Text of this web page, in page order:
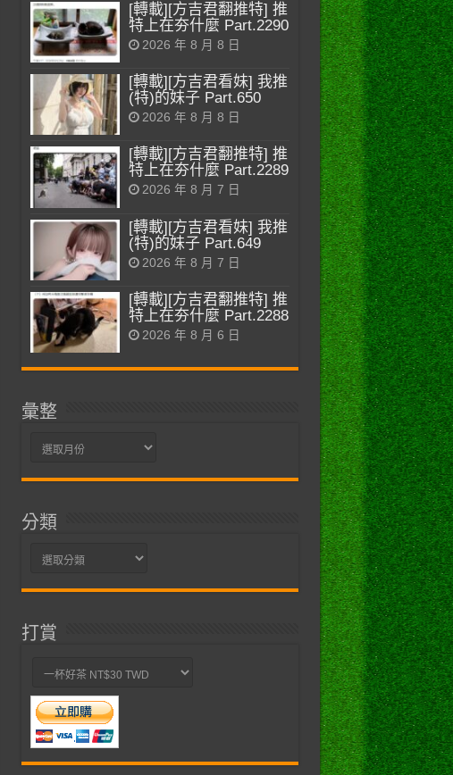
[轉載][方吉君翻推特] 推
特上在夯什麼 Part.2290
2026 年 8 月 8 日
[轉載][方吉君看妹] 我推
(特)的妹子 Part.650
2026 年 8 月 8 日
[轉載][方吉君翻推特] 推
特上在夯什麼 Part.2289
2026 年 8 月 7 日
[轉載][方吉君看妹] 我推
(特)的妹子 Part.649
2026 年 8 月 7 日
[轉載][方吉君翻推特] 推
特上在夯什麼 Part.2288
2026 年 8 月 6 日
彙整
彙
分類
分
打賞